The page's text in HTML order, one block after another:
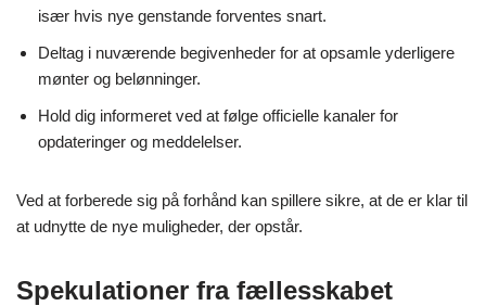
især hvis nye genstande forventes snart.
Deltag i nuværende begivenheder for at opsamle yderligere
mønter og belønninger.
Hold dig informeret ved at følge officielle kanaler for
opdateringer og meddelelser.
Ved at forberede sig på forhånd kan spillere sikre, at de er klar til
at udnytte de nye muligheder, der opstår.
Spekulationer fra fællesskabet